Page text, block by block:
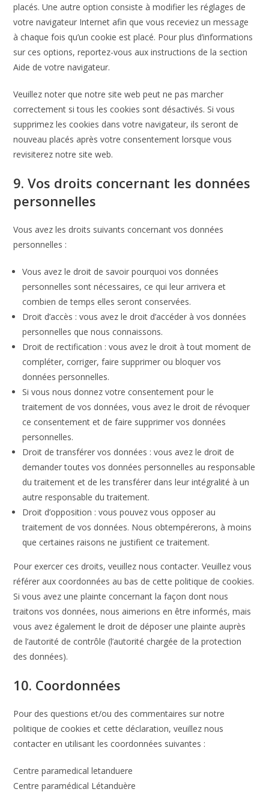
placés. Une autre option consiste à modifier les réglages de
votre navigateur Internet afin que vous receviez un message
à chaque fois qu’un cookie est placé. Pour plus d’informations
sur ces options, reportez-vous aux instructions de la section
Aide de votre navigateur.
Veuillez noter que notre site web peut ne pas marcher
correctement si tous les cookies sont désactivés. Si vous
supprimez les cookies dans votre navigateur, ils seront de
nouveau placés après votre consentement lorsque vous
revisiterez notre site web.
9. Vos droits concernant les données
personnelles
Vous avez les droits suivants concernant vos données
personnelles :
Vous avez le droit de savoir pourquoi vos données
personnelles sont nécessaires, ce qui leur arrivera et
combien de temps elles seront conservées.
Droit d’accès : vous avez le droit d’accéder à vos données
personnelles que nous connaissons.
Droit de rectification : vous avez le droit à tout moment de
compléter, corriger, faire supprimer ou bloquer vos
données personnelles.
Si vous nous donnez votre consentement pour le
traitement de vos données, vous avez le droit de révoquer
ce consentement et de faire supprimer vos données
personnelles.
Droit de transférer vos données : vous avez le droit de
demander toutes vos données personnelles au responsable
du traitement et de les transférer dans leur intégralité à un
autre responsable du traitement.
Droit d’opposition : vous pouvez vous opposer au
traitement de vos données. Nous obtempérerons, à moins
que certaines raisons ne justifient ce traitement.
Pour exercer ces droits, veuillez nous contacter. Veuillez vous
référer aux coordonnées au bas de cette politique de cookies.
Si vous avez une plainte concernant la façon dont nous
traitons vos données, nous aimerions en être informés, mais
vous avez également le droit de déposer une plainte auprès
de l’autorité de contrôle (l’autorité chargée de la protection
des données).
10. Coordonnées
Pour des questions et/ou des commentaires sur notre
politique de cookies et cette déclaration, veuillez nous
contacter en utilisant les coordonnées suivantes :
Centre paramedical letanduere
Centre paramédical Létanduère